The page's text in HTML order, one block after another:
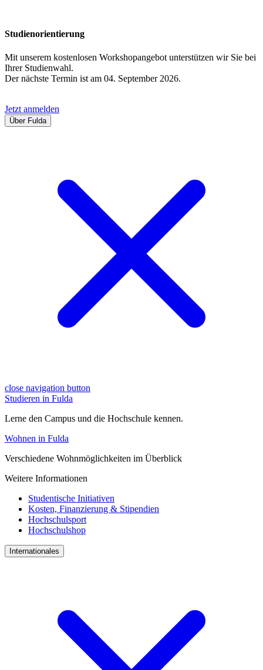
Studienorientierung
Mit unserem kostenlosen Workshopangebot unterstützen wir Sie bei
Ihrer Studienwahl.
Der nächste Termin ist am 04. September 2026.
Jetzt anmelden
Über Fulda
close navigation button
Studieren in Fulda
Lerne den Campus und die Hochschule kennen.
Wohnen in Fulda
Verschiedene Wohnmöglichkeiten im Überblick
Weitere Informationen
Studentische Initiativen
Kosten, Finanzierung & Stipendien
Hochschulsport
Hochschulshop
Internationales